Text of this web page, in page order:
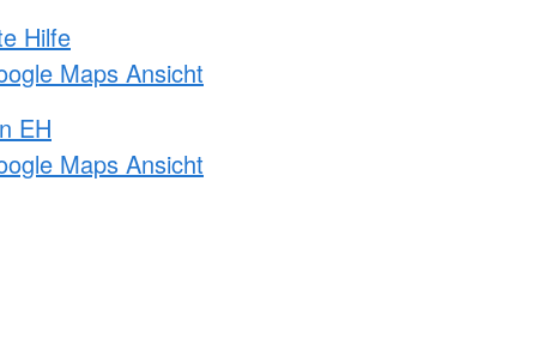
Hilfe
Maps Ansicht
EH
Maps Ansicht